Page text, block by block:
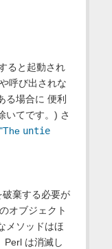
ると起動され
呼び出されな
る場合に 便利
いてです。) さ
"The untie
棄する必要が
オブジェクト
メソッドはほ
Perl は消滅し